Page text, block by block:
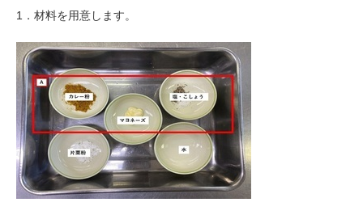
1．材料を用意します。